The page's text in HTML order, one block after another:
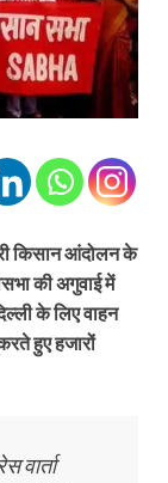
किसान आंदोलन के
की अगुवाई में
के लिए वाहन
हुए हजारों
वार्ता